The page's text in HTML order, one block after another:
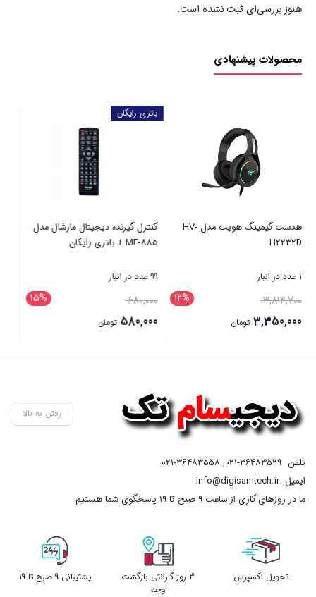
هنوز بررسی‌ای ثبت نشده است.
محصولات پیشنهادی
مارشال مدل
15%
ماوس سیمی هویت مدل MS1034
گیمینگ
3 عدد در انبار
2,301,200
2,301,200 تومان
قیمت
1965
5 عدد در انبار
3,300,000
بستن
رفتن به بالا
تلفن 021-36483529
,
021-36483558
ایمیلinfo@digisamtech.ir
ما در روزهای کاری از ساعت ۹ صبح تا ۱۹ پاسخگوی شما هستیم
تحویل اکسپرس
3 روز گارانتی بازگشت
وجه
پشتیبانی 9 صبح تا 19